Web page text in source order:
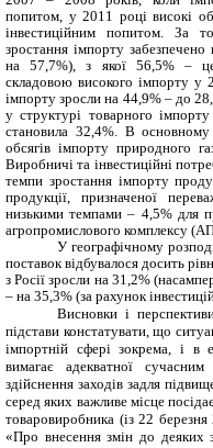
попитом, у 2011 році високі
інвестиційним попитом.За
зростання імпорту
на 57,7%), з якої 56,5% –
складовою високого імпорту у
імпорту зросли на 44,9% – до
у структурі товарного
становила 32,4%. В основному
обсягів імпорту
Виробничі та інвестиційні
темпи зростання імпорту
продукції, призначеної
низькими темпами – 4,5% для
агропромислового комплексу
У географічному
поставок відбувалося досить
з Росії зросли на 31,2%
– на 35,3% (за рахунок
Висновки і
підстави констатувати, що
імпортній сфері зокрема, і в
вимагає адекватної
здійснення заходів задля
серед яких важливе місце
товаровиробника (із 22
«Про внесення змін до деяких